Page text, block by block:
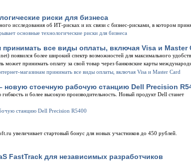
риски для бизнеса
исследования об ИТ-рисках и их связи с бизнес-рисками, в котором
все виды оплаты, включая Visa и Master
появился более широкий спектр возможностей для максимального
может принимать оплату за свой товар через банковские карты
новую стоечную рабочую станцию Dell Precision
и более высокую производительность. Новый продукт Dell станет
увеличивает стартовый бонус для новых участников до 450 рублей.
FastTrack для независимых разработчиков